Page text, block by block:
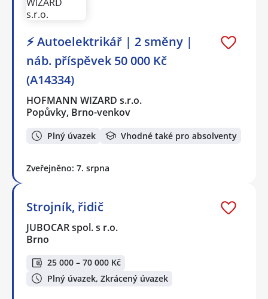
⚡ Autoelektrikář | 2 směny |
náb. příspěvek 50 000 Kč
(A14334)
HOFMANN WIZARD s.r.o.
Popůvky, Brno-venkov
Plný úvazek Vhodné také pro absolventy
Zveřejněno: 7. srpna
Strojník, řidič
JUBOCAR spol. s r.o.
Brno
25 000 – 70 000 Kč
Plný úvazek, Zkrácený úvazek